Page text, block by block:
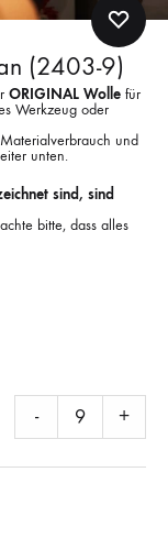
(2403-9)
ORIGINAL Wolle für
Werkzeug oder
und
unten.
sind, sind
bitte, dass alles
- +